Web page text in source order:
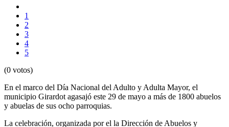
1
2
3
4
5
(0 votos)
En el marco del Día Nacional del Adulto y Adulta Mayor, el
municipio Girardot agasajó este 29 de mayo a más de 1800 abuelos
y abuelas de sus ocho parroquias.
La celebración, organizada por el la Dirección de Abuelos y